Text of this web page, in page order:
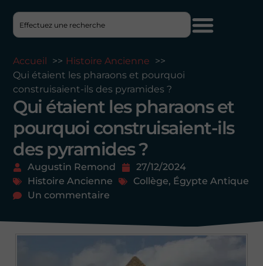
Accueil
Histoire Ancienne
Qui étaient les pharaons et pourquoi
construisaient-ils des pyramides ?
Qui étaient les pharaons et
pourquoi construisaient-ils
des pyramides ?
Augustin Remond
27/12/2024
Histoire Ancienne
Collège, Égypte Antique
Un commentaire